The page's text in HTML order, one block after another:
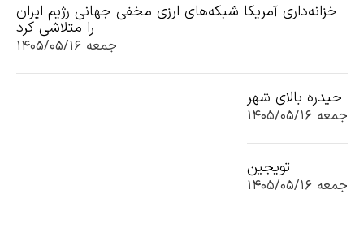
خزانه‌داری آمریکا شبکه‌های ارزی مخفی جهانی رژیم ایران
را متلاشی کرد
جمعه ۱۴۰۵/۰۵/۱۶
حیدره بالای شهر
جمعه ۱۴۰۵/۰۵/۱۶
تویجین
جمعه ۱۴۰۵/۰۵/۱۶